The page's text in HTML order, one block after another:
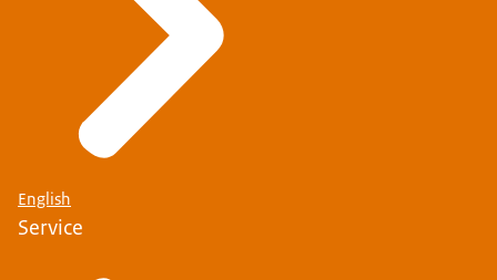
English
Service